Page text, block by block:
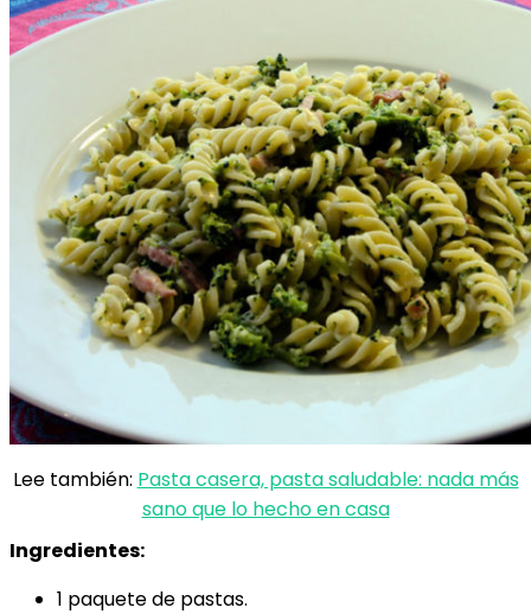
Lee también: Pasta casera, pasta saludable: nada más
sano que lo hecho en casa
Ingredientes:
1 paquete de pastas.